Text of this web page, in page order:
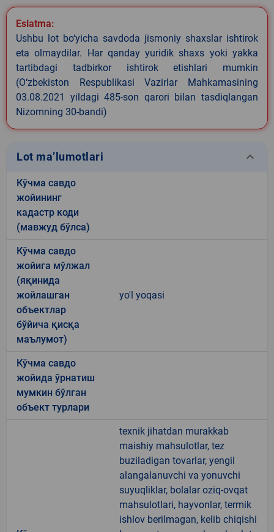
Eslatma:
Ushbu lot bo‘yicha savdoda jismoniy shaxslar ishtirok
eta olmaydilar. Har qanday yuridik shaxs yoki yakka
tartibdagi tadbirkor ishtirok etishlari mumkin
(O‘zbekiston Respublikasi Vazirlar Mahkamasining
03.08.2021 yildagi 485-son qarori bilan tasdiqlangan
Nizomning 30-bandi)
Lot ma’lumotlari keyboard_arrow_down
Кўчма савдо
жойининг
кадастр коди
(мавжуд бўлса)
Кўчма савдо
жойига мўлжал
(яқинида
жойлашган
объектлар
бўйича қисқа
маълумот)
yo'l yoqasi
Кўчма савдо
жойида ўрнатиш
мумкин бўлган
объект турлари
texnik jihatdan murakkab
maishiy mahsulotlar, tez
buziladigan tovarlar, yengil
alangalanuvchi va yonuvchi
suyuqliklar, bolalar oziq-ovqat
mahsulotlari, hayvonlar, termik
ishlov berilmagan, kelib chiqishi